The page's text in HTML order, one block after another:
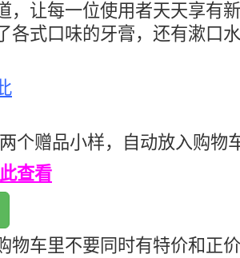
，让每一位使用者天天享有
各式口味的牙膏，还有漱口
个赠品小样，自动放入购物
查看
物车里不要同时有特价和正